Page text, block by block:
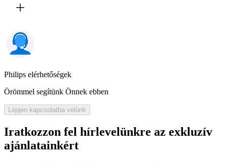
Philips elérhetőségek
Örömmel segítünk Önnek ebben
Lépjen kapcsolatba velünk
Iratkozzon fel hírlevelünkre az exkluzív
ajánlatainkért​